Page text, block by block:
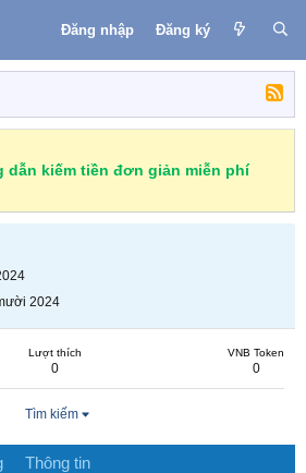
Đăng nhập Đăng ký
dẫn kiếm tiền đơn giản miễn phí
2024
Lượt thích
0
VNB Token
0
Tìm kiếm
Thông tin